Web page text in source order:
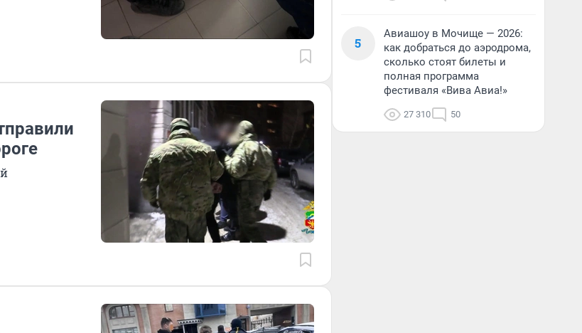
5
Авиашоу в Мочище — 2026:
как добраться до аэродрома,
сколько стоят билеты и
полная программа
фестиваля «Вива Авиа!»
27 310 50